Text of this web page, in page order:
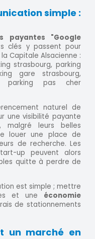
simple :
payantes "Google
clés y passent pour
Capitale Alsacienne :
strasbourg, parking
gare strasbourg,
parking pas cher
naturel de
une visibilité payante
malgré leurs belles
louer une place de
de recherche. Les
up peuvent alors
quitte à perdre de
est simple ; mettre
et une économie
de stationnements
un marché en